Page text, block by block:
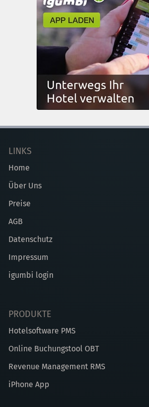
LINKS
Home
Über Uns
Preise
AGB
Datenschutz
Impressum
igumbi login
PRODUKTE
Hotelsoftware PMS
Online Buchungstool OBT
Revenue Management RMS
iPhone App